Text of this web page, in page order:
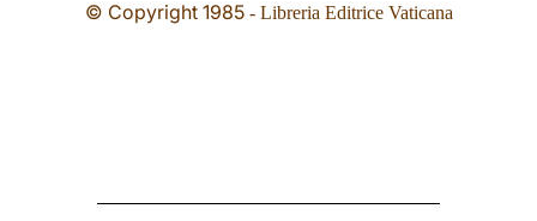
© Copyright 1985- Libreria Editrice Vaticana